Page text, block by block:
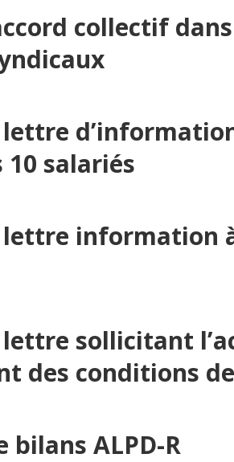
collectif
10 salariés
information à
sollicitant
des conditions
bilans ALPD-R